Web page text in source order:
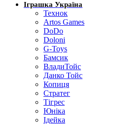
Іграшка Україна
Технок
Artos Games
DoDo
Doloni
G-Toys
Бамсик
ВладиТойс
Данко Тойс
Копиця
Стратег
Тігрес
Юніка
Ідейка